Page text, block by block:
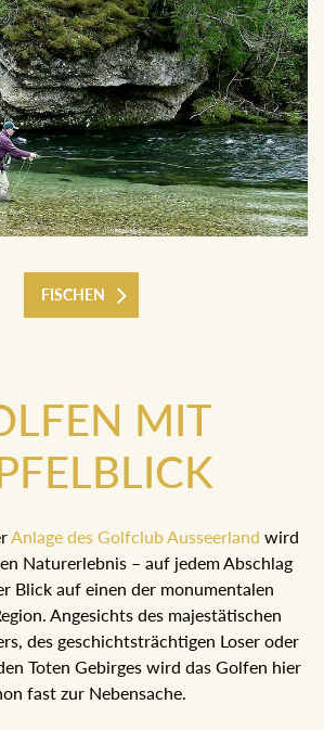
FISCHEN
MIT
Anlage des Golfclub Ausseerland wird
Naturerlebnis – auf jedem Abschlag
Blick auf einen der monumentalen
Angesichts des majestätischen
des geschichtsträchtigen Loser oder
Toten Gebirges wird das Golfen hier
fast zur Nebensache.